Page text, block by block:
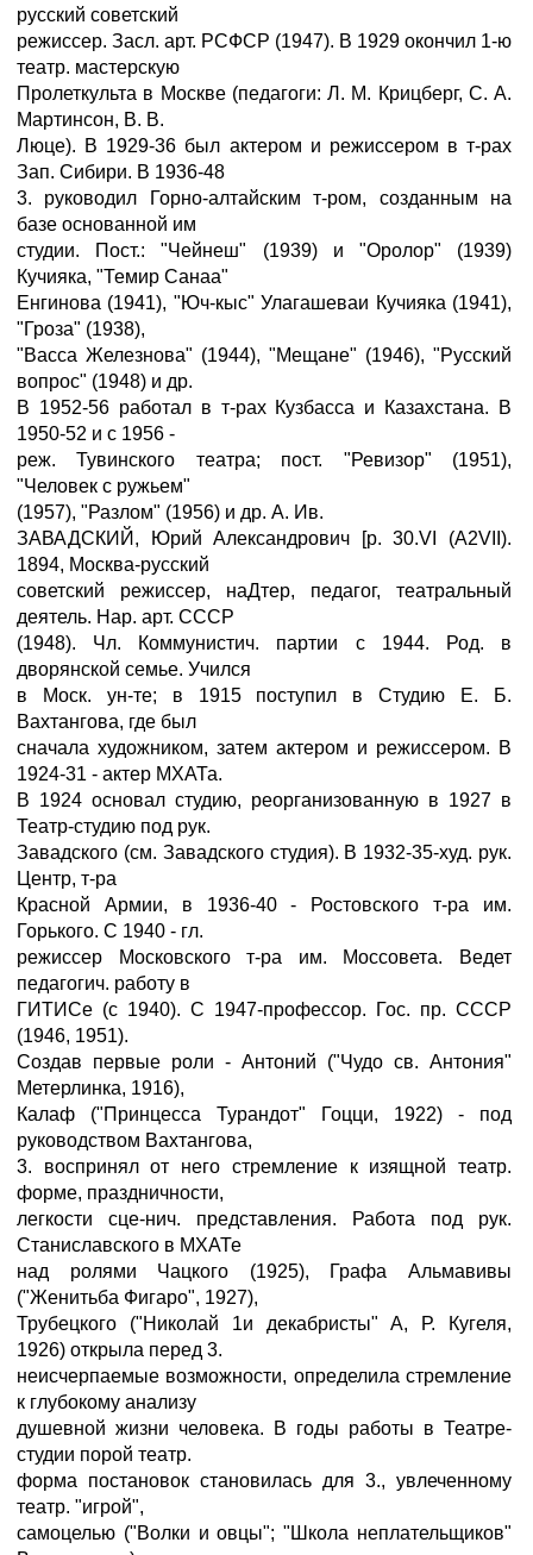
русский советский
режиссер. Засл. арт. РСФСР (1947). В 1929 окончил 1-ю
театр. мастерскую
Пролеткульта в Москве (педагоги: Л. М. Крицберг, С. А.
Мартинсон, В. В.
Люце). В 1929-36 был актером и режиссером в т-рах
Зап. Сибири. В 1936-48
3. руководил Горно-алтайским т-ром, созданным на
базе основанной им
студии. Пост.: "Чейнеш" (1939) и "Оролор" (1939)
Кучияка, "Темир Санаа"
Енгинова (1941), "Юч-кыс" Улагашеваи Кучияка (1941),
"Гроза" (1938),
"Васса Железнова" (1944), "Мещане" (1946), "Русский
вопрос" (1948) и др.
В 1952-56 работал в т-рах Кузбасса и Казахстана. В
1950-52 и с 1956 -
реж. Тувинского театра; пост. "Ревизор" (1951),
"Человек с ружьем"
(1957), "Разлом" (1956) и др. А. Ив.
ЗАВАДСКИЙ, Юрий Александрович [р. 30.VI (A2VII).
1894, Москва-русский
советский режиссер, наДтер, педагог, театральный
деятель. Нар. арт. СССР
(1948). Чл. Коммунистич. партии с 1944. Род. в
дворянской семье. Учился
в Моск. ун-те; в 1915 поступил в Студию Е. Б.
Вахтангова, где был
сначала художником, затем актером и режиссером. В
1924-31 - актер МХАТа.
В 1924 основал студию, реорганизованную в 1927 в
Театр-студию под рук.
Завадского (см. Завадского студия). В 1932-35-худ. рук.
Центр, т-ра
Красной Армии, в 1936-40 - Ростовского т-ра им.
Горького. С 1940 - гл.
режиссер Московского т-ра им. Моссовета. Ведет
педагогич. работу в
ГИТИСе (с 1940). С 1947-профессор. Гос. пр. СССР
(1946, 1951).
Создав первые роли - Антоний ("Чудо св. Антония"
Метерлинка, 1916),
Калаф ("Принцесса Турандот" Гоцци, 1922) - под
руководством Вахтангова,
3. воспринял от него стремление к изящной театр.
форме, праздничности,
легкости сце-нич. представления. Работа под рук.
Станиславского в МХАТе
над ролями Чацкого (1925), Графа Альмавивы
("Женитьба Фигаро", 1927),
Трубецкого ("Николай 1и декабристы" А, Р. Кугеля,
1926) открыла перед 3.
неисчерпаемые возможности, определила стремление
к глубокому анализу
душевной жизни человека. В годы работы в Театре-
студии порой театр.
форма постановок становилась для 3., увлеченному
театр. "игрой",
самоцелью ("Волки и овцы"; "Школа неплательщиков"